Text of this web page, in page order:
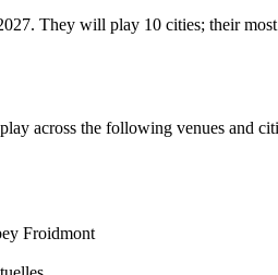
They will play 10 cities; their
across the following venues and
Froidmont